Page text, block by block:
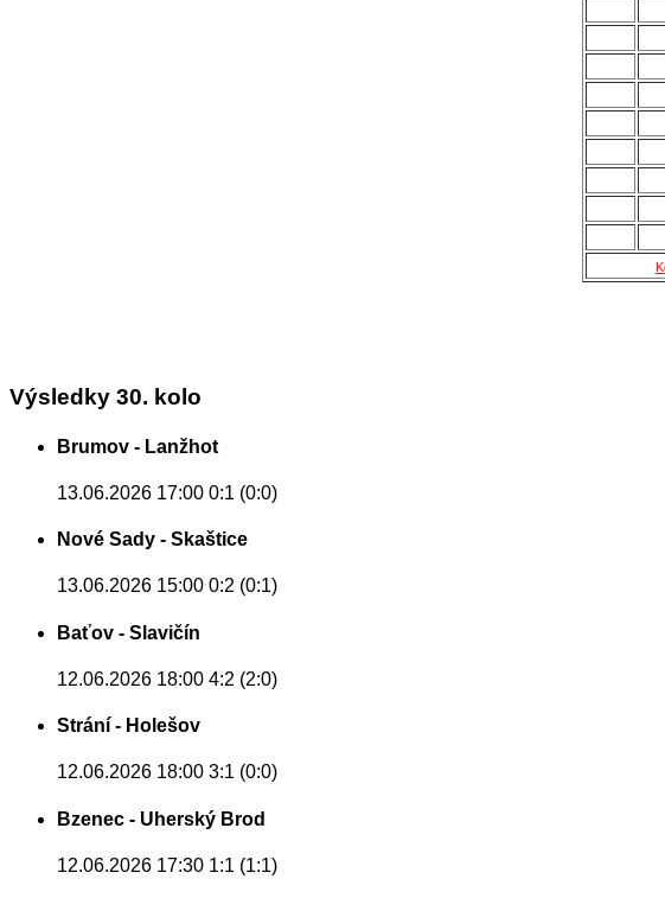
Výsledky 30. kolo
Brumov - Lanžhot
13.06.2026 17:00 0:1 (0:0)
Nové Sady - Skaštice
13.06.2026 15:00 0:2 (0:1)
Baťov - Slavičín
12.06.2026 18:00 4:2 (2:0)
Strání - Holešov
12.06.2026 18:00 3:1 (0:0)
Bzenec - Uherský Brod
12.06.2026 17:30 1:1 (1:1)